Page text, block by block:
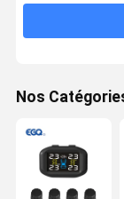
Système de
moto TPMS
Vélo TPMS
Système de
Nos